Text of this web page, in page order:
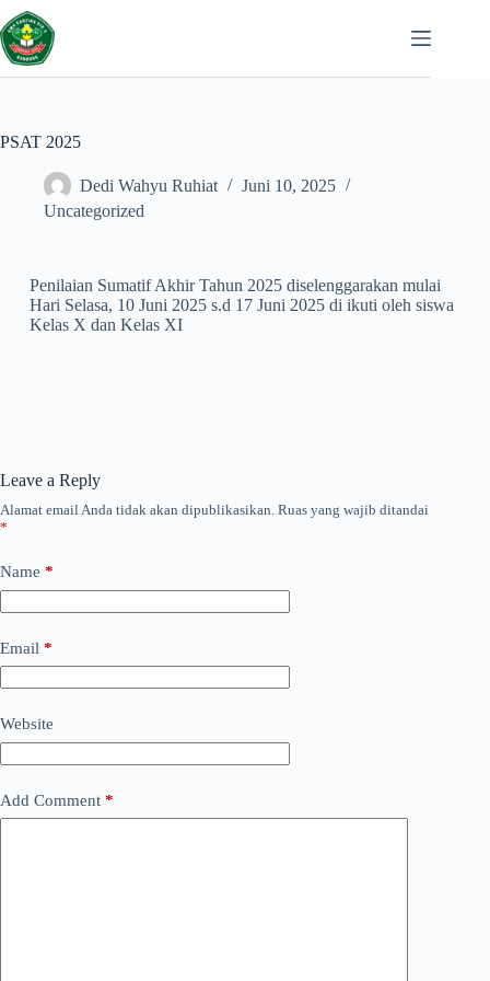
PSAT 2025
Dedi Wahyu Ruhiat
Juni 10, 2025
Uncategorized
Penilaian Sumatif Akhir Tahun 2025 diselenggarakan mulai
Hari Selasa, 10 Juni 2025 s.d 17 Juni 2025 di ikuti oleh siswa
Kelas X dan Kelas XI
Leave a Reply
Alamat email Anda tidak akan dipublikasikan. Ruas yang wajib ditandai
*
Name *
Email *
Website
Add Comment *